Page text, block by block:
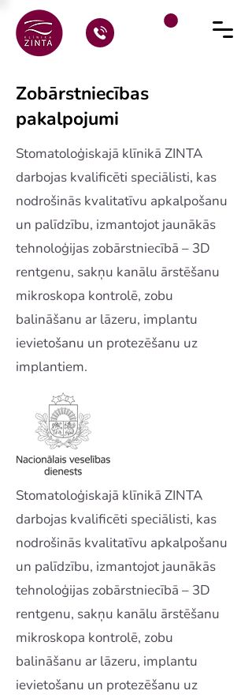
Zobārstniecības
pakalpojumi
Stomatoloģiskajā klīnikā ZINTA
darbojas kvalificēti speciālisti, kas
nodrošinās kvalitatīvu apkalpošanu
un palīdzību, izmantojot jaunākās
tehnoloģijas zobārstniecībā – 3D
rentgenu, sakņu kanālu ārstēšanu
mikroskopa kontrolē, zobu
balināšanu ar lāzeru, implantu
ievietošanu un protezēšanu uz
implantiem.
Stomatoloģiskajā klīnikā ZINTA
darbojas kvalificēti speciālisti, kas
nodrošinās kvalitatīvu apkalpošanu
un palīdzību, izmantojot jaunākās
tehnoloģijas zobārstniecībā – 3D
rentgenu, sakņu kanālu ārstēšanu
mikroskopa kontrolē, zobu
balināšanu ar lāzeru, implantu
ievietošanu un protezēšanu uz